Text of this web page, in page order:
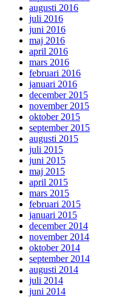
augusti 2016
juli 2016
juni 2016
maj 2016
april 2016
mars 2016
februari 2016
januari 2016
december 2015
november 2015
oktober 2015
september 2015
augusti 2015
juli 2015
juni 2015
maj 2015
april 2015
mars 2015
februari 2015
januari 2015
december 2014
november 2014
oktober 2014
september 2014
augusti 2014
juli 2014
juni 2014